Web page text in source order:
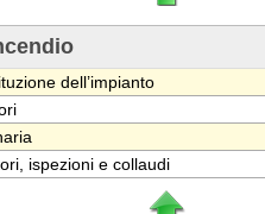
dell’impianto
ispezioni e collaudi